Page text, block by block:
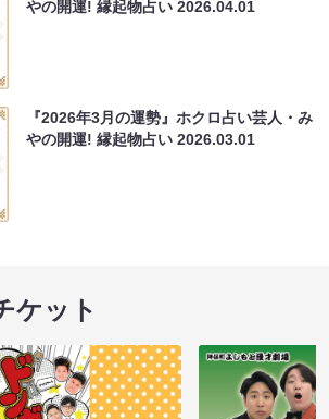
やの開運! 縁起物占い2026.04.01
『2026年3月の運勢』ホクロ占い芸人・み
やの開運! 縁起物占い2026.03.01
ケット